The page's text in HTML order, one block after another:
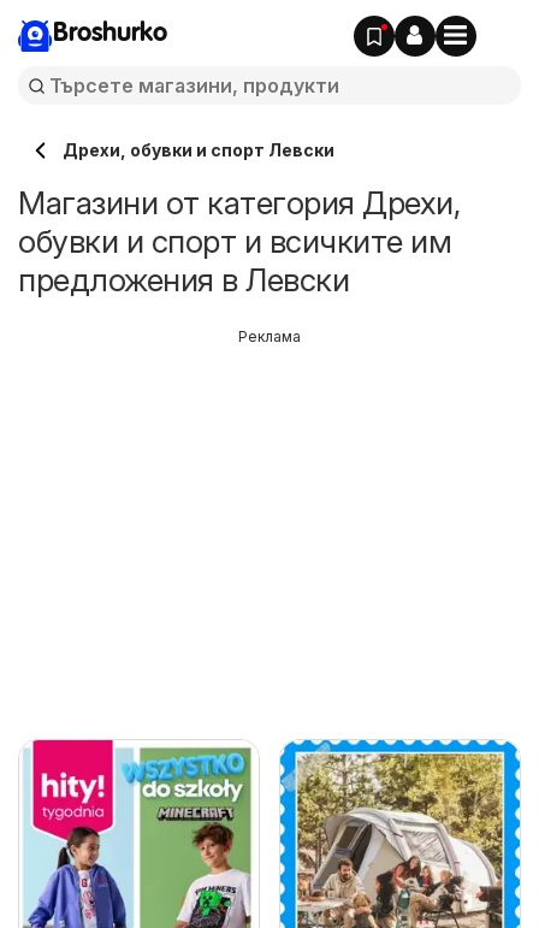
Broshurko
Дрехи, обувки и спорт Левски
Магазини от категория Дрехи,
обувки и спорт и всичките им
предложения в Левски
Реклама